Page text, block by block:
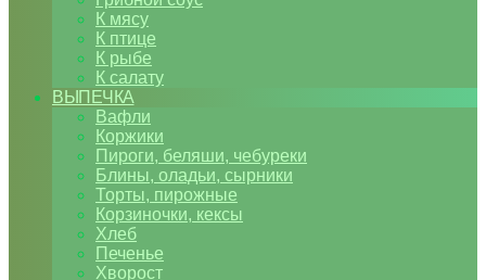
К мясу
К птице
К рыбе
К салату
ВЫПЕЧКА
Вафли
Коржики
Пироги, беляши, чебуреки
Блины, оладьи, сырники
Торты, пирожные
Корзиночки, кексы
Хлеб
Печенье
Хворост